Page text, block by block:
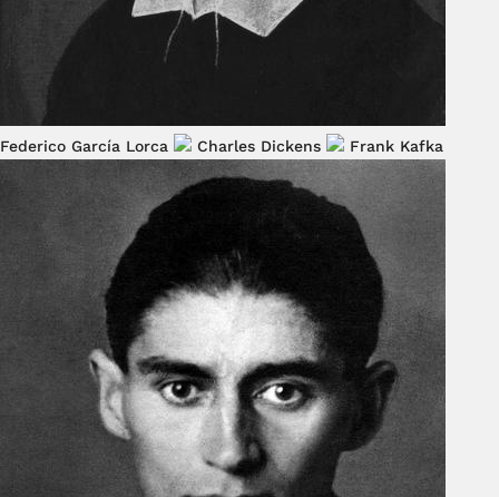
Federico García Lorca Charles Dickens Frank Kafka